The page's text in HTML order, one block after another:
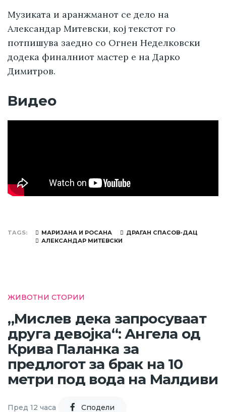
Музиката и аранжманот се дело на
Александар Митевски, кој текстот го
потпишува заедно со Огнен Неделковски
додека финалниот мастер е на Дарко
Димитров.
Видео
TAGS МАРИЈАНА И РОСАНА
ДРАГАН СПАСОВ-ДАЦ
АЛЕКСАНДАР МИТЕВСКИ
ЖИВОТНИ СТОРИИ
„Мислев дека запросуваат
друга девојка“: Ангела од
Крива Паланка за
предлогот за брак на 10
метри под вода на Малдиви
Пред 12 часа Cподели